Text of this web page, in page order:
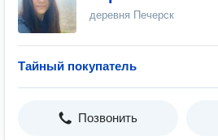
деревня Печерск
Тайный покупатель
Позвонить